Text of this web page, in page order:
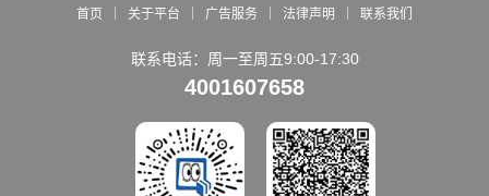
首页 关于平台 广告服务 法律声明 联系我们
联系电话：周一至周五9:00-17:30
4001607658